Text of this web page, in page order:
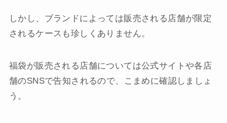
しかし、ブランドによっては販売される店舗が限定
されるケースも珍しくありません。
福袋が販売される店舗については公式サイトや各店
舗のSNSで告知されるので、こまめに確認しましょ
う。